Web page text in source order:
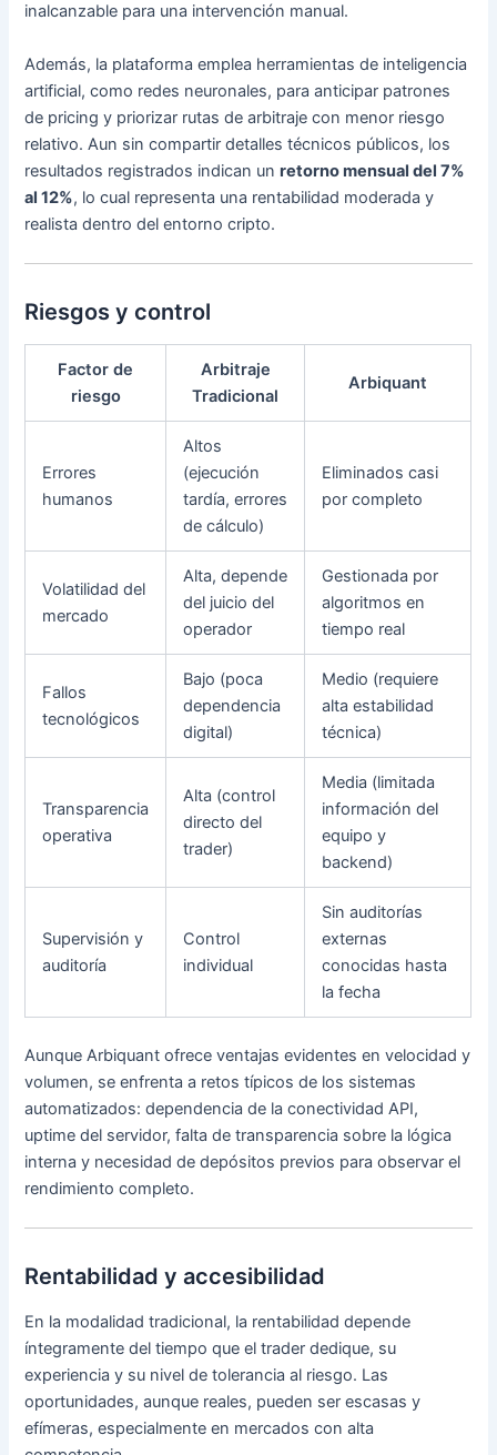
inalcanzable para una intervención manual.
Además, la plataforma emplea herramientas de inteligencia
artificial, como redes neuronales, para anticipar patrones
de pricing y priorizar rutas de arbitraje con menor riesgo
relativo. Aun sin compartir detalles técnicos públicos, los
resultados registrados indican unretorno mensual del 7%
al 12%, lo cual representa una rentabilidad moderada y
realista dentro del entorno cripto.
Riesgos y control
Factor de
riesgo
Arbitraje
Tradicional
Arbiquant
Errores
humanos
Altos
(ejecución
tardía, errores
de cálculo)
Eliminados casi
por completo
Volatilidad del
mercado
Alta, depende
del juicio del
operador
Gestionada por
algoritmos en
tiempo real
Fallos
tecnológicos
Bajo (poca
dependencia
digital)
Medio (requiere
alta estabilidad
técnica)
Transparencia
operativa
Alta (control
directo del
trader)
Media (limitada
información del
equipo y
backend)
Supervisión y
auditoría
Control
individual
Sin auditorías
externas
conocidas hasta
la fecha
Aunque Arbiquant ofrece ventajas evidentes en velocidad y
volumen, se enfrenta a retos típicos de los sistemas
automatizados: dependencia de la conectividad API,
uptime del servidor, falta de transparencia sobre la lógica
interna y necesidad de depósitos previos para observar el
rendimiento completo.
Rentabilidad y accesibilidad
En la modalidad tradicional, la rentabilidad depende
íntegramente del tiempo que el trader dedique, su
experiencia y su nivel de tolerancia al riesgo. Las
oportunidades, aunque reales, pueden ser escasas y
efímeras, especialmente en mercados con alta